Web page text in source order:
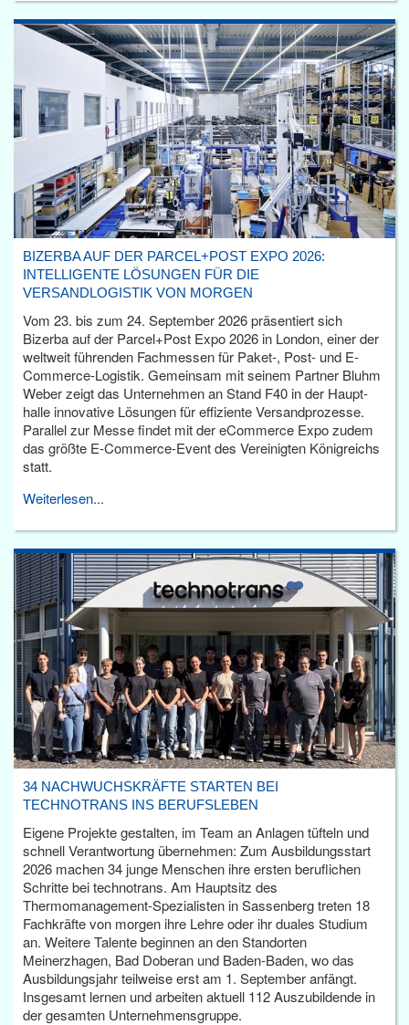
BIZERBA AUF DER PARCEL+POST EXPO 2026:
INTELLIGENTE LÖSUNGEN FÜR DIE
VERSANDLOGISTIK VON MORGEN
Vom 23. bis zum 24. September 2026 präsentiert sich
Bizerba auf der Parcel+Post Expo 2026 in London, einer der
weltweit führenden Fachmessen für Paket-, Post- und E-
Commerce-Logistik. Gemeinsam mit seinem Partner Bluhm
Weber zeigt das Unternehmen an Stand F40 in der Haupt­
halle innovative Lösungen für effiziente Versandprozesse.
Parallel zur Messe findet mit der eCommerce Expo zudem
das größte E-Commerce-Event des Vereinigten Königreichs
statt.
Weiterlesen...
34 NACHWUCHSKRÄFTE STARTEN BEI
TECHNOTRANS INS BERUFSLEBEN
Eigene Projekte gestalten, im Team an Anlagen tüfteln und
schnell Verantwortung übernehmen: Zum Ausbildungsstart
2026 machen 34 junge Menschen ihre ersten beruflichen
Schritte bei technotrans. Am Hauptsitz des
Thermomanagement-Spezialisten in Sassenberg treten 18
Fachkräfte von morgen ihre Lehre oder ihr duales Studium
an. Weitere Talente beginnen an den Standorten
Meinerzhagen, Bad Doberan und Baden-Baden, wo das
Ausbildungsjahr teilweise erst am 1. September anfängt.
Insgesamt lernen und arbeiten aktuell 112 Auszubildende in
der gesamten Unternehmensgruppe.